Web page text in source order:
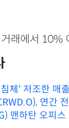
래에서 10%
체' 저조한 매
연간
맨하탄 오피